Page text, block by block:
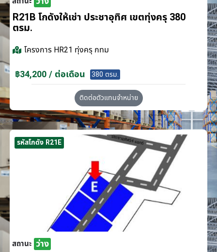
R21B โกดังให้เช่า ประชาอุทิศ เขตทุ่งครุ 380
ตรม.
โครงการ HR21 ทุ่งครุ กทม
฿34,200 / ต่อเดือน 380 ตรม.
ติดต่อตัวแทนจำหน่าย
รหัสโกดัง R21E
สถานะ ว่าง